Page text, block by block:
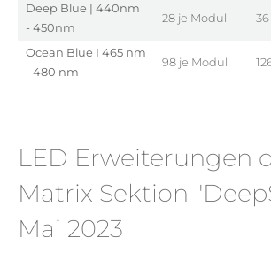
Deep Blue | 440nm
- 450nm
28 je Modul
Ocean Blue I 465 nm
- 480 nm
98 je Modul
LED Erweiterungen
Matrix Sektion
Mai 2023